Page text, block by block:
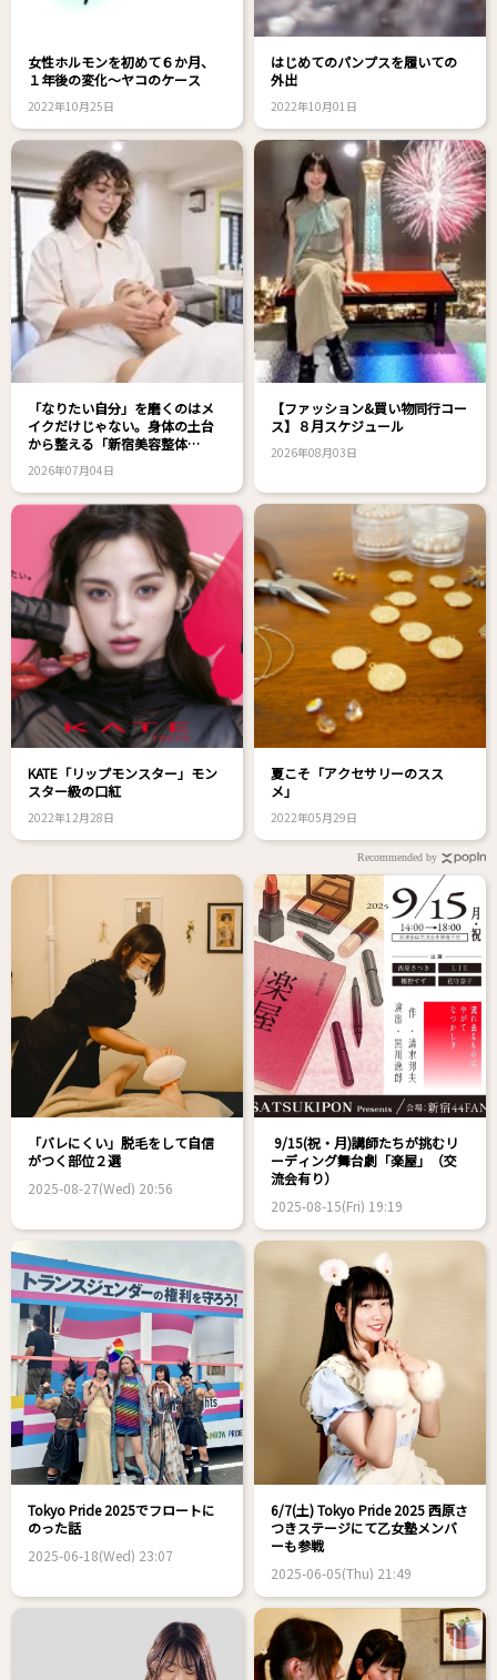
女性ホルモンを初めて６か月、
１年後の変化～ヤコのケース
2022年10月25日
はじめてのパンプスを履いての
外出
2022年10月01日
「なりたい自分」を磨くのはメ
イクだけじゃない。身体の土台
から整える「新宿美容整体
2026年07月04日
【ファッション&買い物同行コー
ス】８月スケジュール
2026年08月03日
KATE「リップモンスター」モン
スター級の口紅
2022年12月28日
夏こそ「アクセサリーのスス
メ」
2022年05月29日
Recommended by
「バレにくい」脱毛をして自信
がつく部位２選
2025-08-27(Wed) 20:56
9/15(祝・月)講師たちが挑むリ
ーディング舞台劇「楽屋」（交
流会有り）
2025-08-15(Fri) 19:19
Tokyo Pride 2025でフロートに
のった話
2025-06-18(Wed) 23:07
6/7(土) Tokyo Pride 2025 西原さ
つきステージにて乙女塾メンバ
ーも参戦
2025-06-05(Thu) 21:49